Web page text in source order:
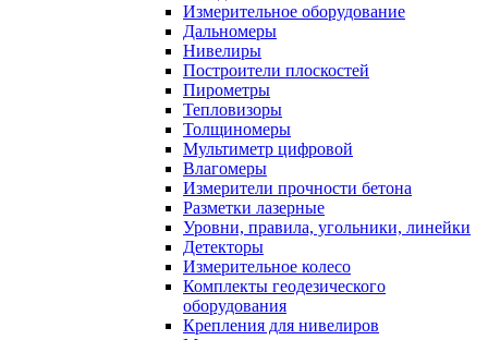
Измерительное оборудование
Дальномеры
Нивелиры
Построители плоскостей
Пирометры
Тепловизоры
Толщиномеры
Мультиметр цифровой
Влагомеры
Измерители прочности бетона
Разметки лазерные
Уровни, правила, угольники, линейки
Детекторы
Измерительное колесо
Комплекты геодезического
оборудования
Крепления для нивелиров